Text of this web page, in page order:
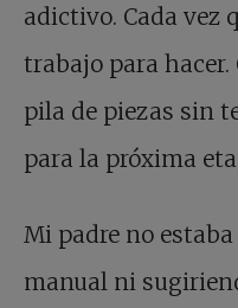
adictivo. Cada vez
trabajo para hacer.
pila de piezas sin
para la próxima
Mi padre no
manual ni